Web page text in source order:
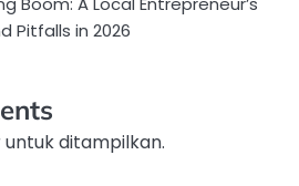
Pitfalls in 2026
ditampilkan.